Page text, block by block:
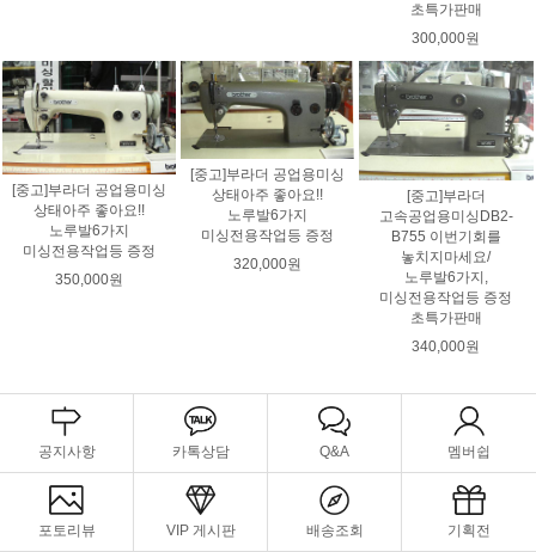
초특가판매
300,000원
[중고]부라더 공업용미싱
상태아주 좋아요!!
노루발6가지
미싱전용작업등 증정
350,000원
[중고]부라더 공업용미싱
상태아주 좋아요!!
노루발6가지
미싱전용작업등 증정
320,000원
[중고]부라더
고속공업용미싱DB2-
B755 이번기회를
놓치지마세요/
노루발6가지,
미싱전용작업등 증정
초특가판매
340,000원
공지사항 카톡상담 Q&A 멤버쉽
포토리뷰 VIP 게시판 배송조회 기획전